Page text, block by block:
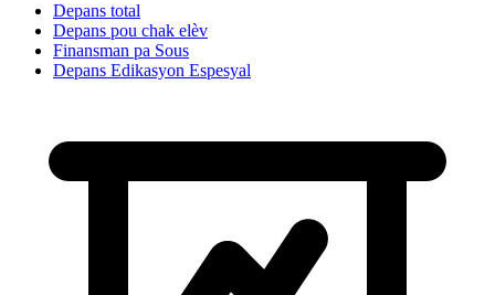
Depans total
Depans pou chak elèv
Finansman pa Sous
Depans Edikasyon Espesyal